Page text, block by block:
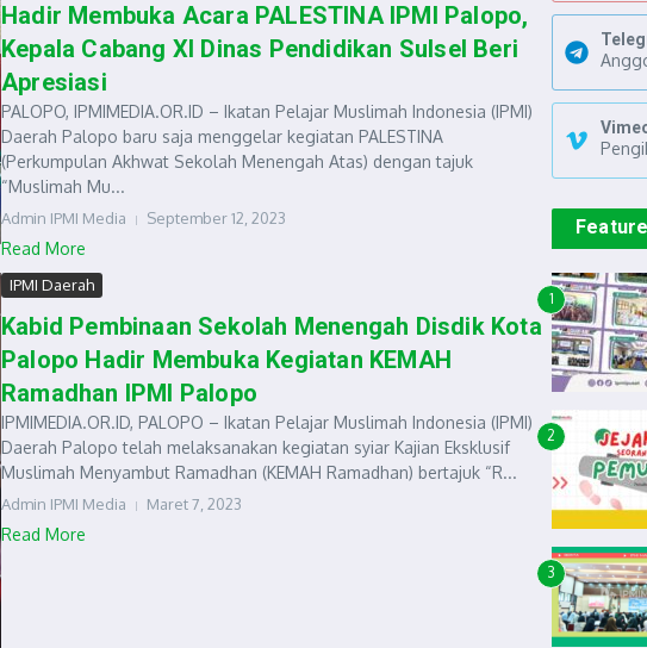
Hadir Membuka Acara PALESTINA IPMI Palopo,
Kepala Cabang XI Dinas Pendidikan Sulsel Beri
Apresiasi
PALOPO, IPMIMEDIA.OR.ID – Ikatan Pelajar Muslimah Indonesia (IPMI)
Daerah Palopo baru saja menggelar kegiatan PALESTINA
(Perkumpulan Akhwat Sekolah Menengah Atas) dengan tajuk
“Muslimah Mu...
Admin IPMI Media September 12, 2023
Read More
IPMI Daerah
Kabid Pembinaan Sekolah Menengah Disdik Kota
Palopo Hadir Membuka Kegiatan KEMAH
Ramadhan IPMI Palopo
IPMIMEDIA.OR.ID, PALOPO – Ikatan Pelajar Muslimah Indonesia (IPMI)
Daerah Palopo telah melaksanakan kegiatan syiar Kajian Eksklusif
Muslimah Menyambut Ramadhan (KEMAH Ramadhan) bertajuk “R...
Admin IPMI Media Maret 7, 2023
Read More
1
2
3